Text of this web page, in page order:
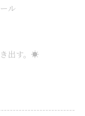
ル
出す。☀️